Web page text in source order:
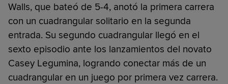
Walls, que bateó de 5-4, anotó la primera carrera
con un cuadrangular solitario en la segunda
entrada. Su segundo cuadrangular llegó en el
sexto episodio ante los lanzamientos del novato
Casey Legumina, logrando conectar más de un
cuadrangular en un juego por primera vez carrera.